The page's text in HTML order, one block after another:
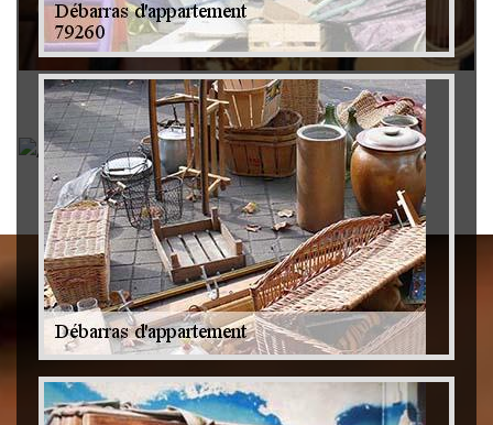
Rachat instrument de musique 79
Achat antiquité 79